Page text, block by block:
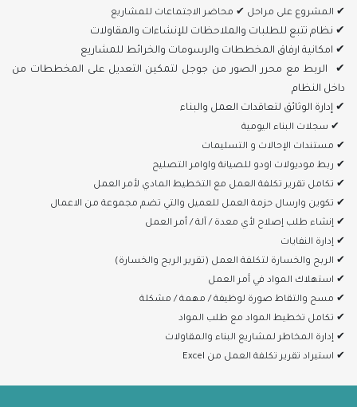
✔ المشروع على مراحل ✔ محاضر الاجتماعات للمشاريع
✔ نظام تتبع للطلبات والملاحظات للإنشاءات والمقاولات
✔ امكانية ارفاق المخططات والرسومات والخرائط للمشاريع
✔ الربط مع محرر الصور من جوجل لتمكين التعديل على المخططات من
داخل النظام
✔ إدارة الوثائق لتعاقدات العمل والبناء
✔ سجلات البناء اليومية
✔ مستندات الإحالات و التسليمات
✔ ربط موديولات اودو للصيانة واوامر التصليح
✔ تكامل تقرير تكلفة العمل مع التخطيط المادي لأمر العمل
✔ تكوين وارسال حزمة العمل للعميل والتي تضم مجموعة من الاعمال
✔ إنشاء طلب إصلاح لأي معدة / آلة / أمر العمل
✔ إدارة النفايات
✔ الربح والخسارة لتكلفة العمل (تقرير الربح والخسارة)
✔ استهلاك المواد في أمر العمل
✔ مسح والتقاط صورة لوظيفة / مهمة / مشكلة
✔ تكامل تخطيط المواد مع طلب المواد
✔ إدارة المخاطر لمشاريع البناء والمقاولات
✔ استيراد تقرير تكلفة العمل من Excel